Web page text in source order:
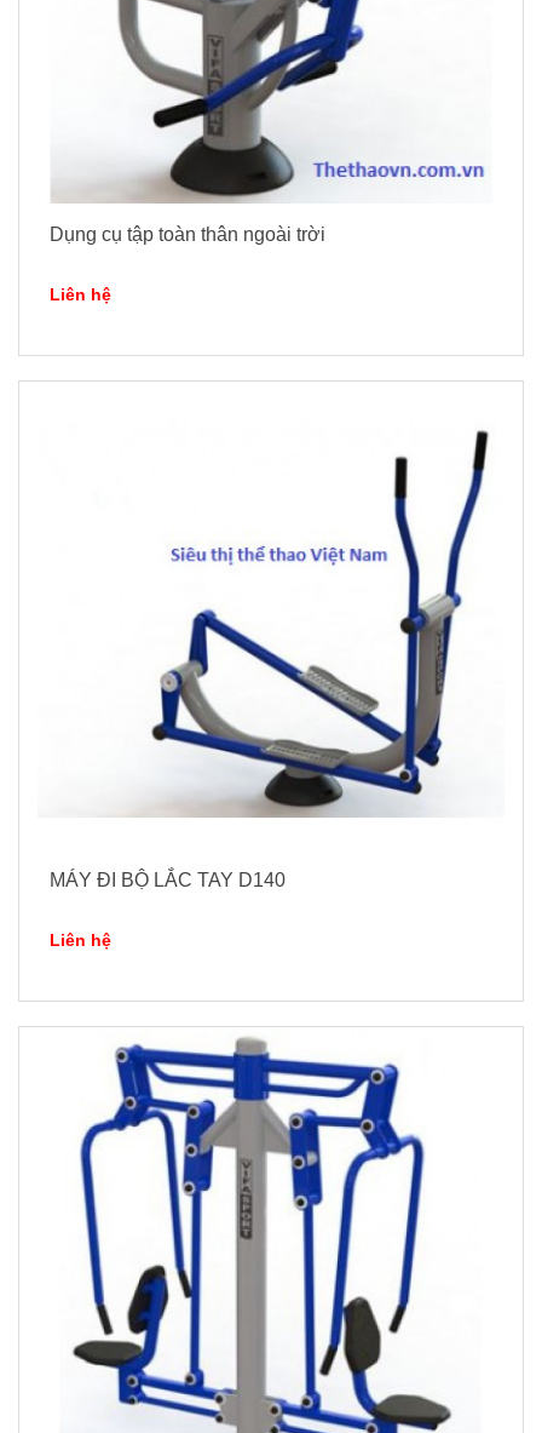
Dụng cụ tập toàn thân ngoài trời
Liên hệ
MÁY ĐI BỘ LẮC TAY D140
Liên hệ